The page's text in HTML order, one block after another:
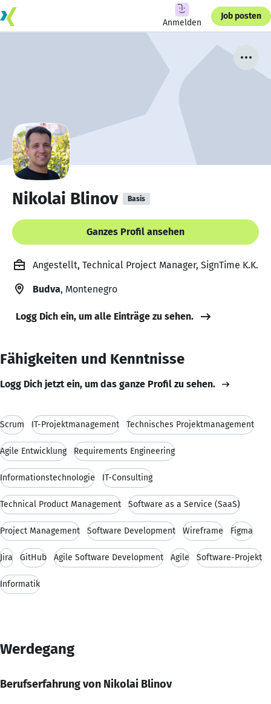
Anmelden
Job posten
Nikolai Blinov Basis
Ganzes Profil ansehen
Angestellt, Technical Project Manager, SignTime K.K.
Budva, Montenegro
Logg Dich ein, um alle Einträge zu sehen.
Fähigkeiten und Kenntnisse
Logg Dich jetzt ein, um das ganze Profil zu sehen.
Scrum IT-Projektmanagement Technisches Projektmanagement
Agile Entwicklung Requirements Engineering
Informationstechnologie IT-Consulting
Technical Product Management Software as a Service (SaaS)
Project Management Software Development Wireframe Figma
Jira GitHub Agile Software Development Agile Software-Projekt
Informatik
Werdegang
Berufserfahrung von Nikolai Blinov